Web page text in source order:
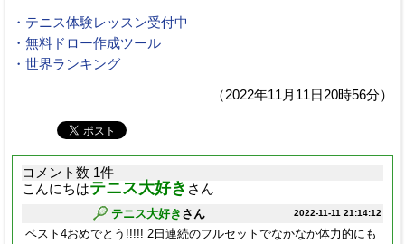
・テニス体験レッスン受付中
・無料ドロー作成ツール
・世界ランキング
（2022年11月11日20時56分）
コメント数 1件
こんにちはテニス大好き さん
2022-11-11 21:14:12
テニス大好き さん
ベスト4おめでとう!!!!! 2日連続のフルセットでなかなか体力的にも